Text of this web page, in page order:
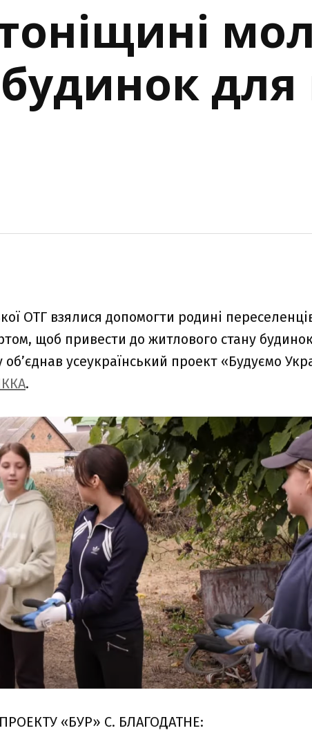
для
ОТГ взялися допомогти родині
щоб привести до житлового стану
усеукраїнський проект «Будуємо
.
«БУР» С. БЛАГОДАТНЕ: